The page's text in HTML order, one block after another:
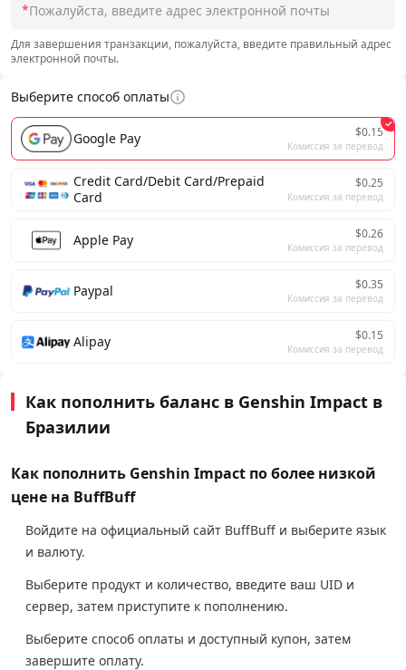
*
Для завершения транзакции, пожалуйста, введите правильный адрес
электронной почты.
Выберите способ оплаты
Google Pay $0.15
Комиссия за перевод
Credit Card/Debit Card/Prepaid
Card
$0.25
Комиссия за перевод
Apple Pay $0.26
Комиссия за перевод
Paypal $0.35
Комиссия за перевод
Alipay $0.15
Комиссия за перевод
Как пополнить баланс в Genshin Impact в
Бразилии
Как пополнить Genshin Impact по более низкой
цене на BuffBuff
Войдите на официальный сайт BuffBuff и выберите язык
и валюту.
Выберите продукт и количество, введите ваш UID и
сервер, затем приступите к пополнению.
Выберите способ оплаты и доступный купон, затем
завершите оплату.